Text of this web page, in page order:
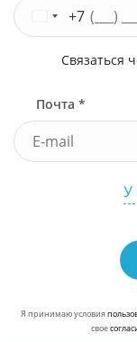
+7
Связаться
Почта *
У
Я принимаю условия
свое